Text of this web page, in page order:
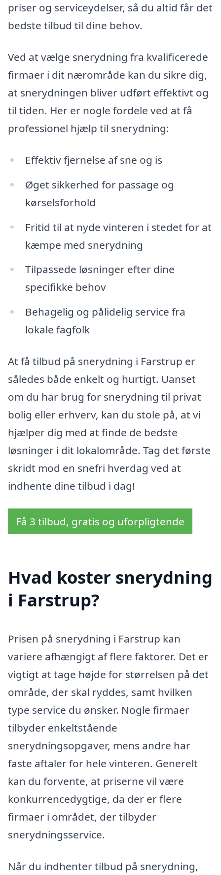
priser og serviceydelser, så du altid får det
bedste tilbud til dine behov.
Ved at vælge snerydning fra kvalificerede
firmaer i dit nærområde kan du sikre dig,
at snerydningen bliver udført effektivt og
til tiden. Her er nogle fordele ved at få
professionel hjælp til snerydning:
Effektiv fjernelse af sne og is
Øget sikkerhed for passage og
kørselsforhold
Fritid til at nyde vinteren i stedet for at
kæmpe med snerydning
Tilpassede løsninger efter dine
specifikke behov
Behagelig og pålidelig service fra
lokale fagfolk
At få tilbud på snerydning i Farstrup er
således både enkelt og hurtigt. Uanset
om du har brug for snerydning til privat
bolig eller erhverv, kan du stole på, at vi
hjælper dig med at finde de bedste
løsninger i dit lokalområde. Tag det første
skridt mod en snefri hverdag ved at
indhente dine tilbud i dag!
Få 3 tilbud, gratis og uforpligtende
Hvad koster snerydning
i Farstrup?
Prisen på snerydning i Farstrup kan
variere afhængigt af flere faktorer. Det er
vigtigt at tage højde for størrelsen på det
område, der skal ryddes, samt hvilken
type service du ønsker. Nogle firmaer
tilbyder enkeltstående
snerydningsopgaver, mens andre har
faste aftaler for hele vinteren. Generelt
kan du forvente, at priserne vil være
konkurrencedygtige, da der er flere
firmaer i området, der tilbyder
snerydningsservice.
Når du indhenter tilbud på snerydning,